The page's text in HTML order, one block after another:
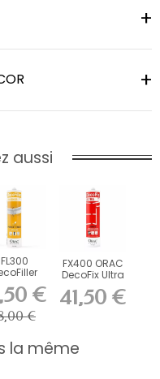
aussi
FL300
€
€
FX400 ORAC
DecoFix Ultra
270 ml
41,50 €
la même